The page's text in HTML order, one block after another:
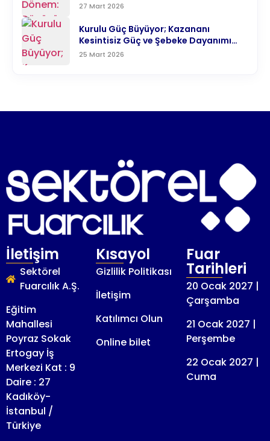
27 Mart 2026
Kurulu Güç Büyüyor; Kazananı
Kesintisiz Güç ve Şebeke Dayanımı
Belirliyor
25 Mart 2026
İletişim
Sektörel
Fuarcılık A.Ş.
Eğitim
Mahallesi
Poyraz Sokak
Ertogay İş
Merkezi Kat : 9
Daire : 27
Kadıköy-
İstanbul /
Türkiye
Kısayol
Gizlilik Politikası
İletişim
Katılımcı Olun
Online bilet
Fuar
Tarihleri
20 Ocak 2027 |
Çarşamba
21 Ocak 2027 |
Perşembe
22 Ocak 2027 |
Cuma